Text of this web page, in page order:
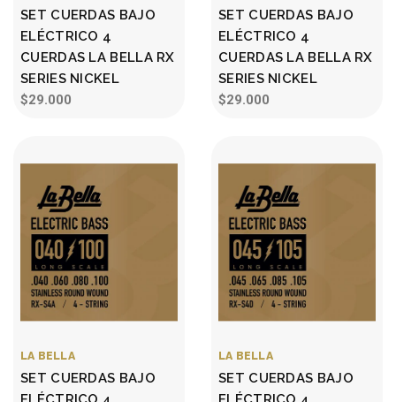
SET CUERDAS BAJO
ELÉCTRICO 4
CUERDAS LA BELLA RX
SERIES NICKEL
$29.000
SET CUERDAS BAJO
ELÉCTRICO 4
CUERDAS LA BELLA RX
SERIES NICKEL
$29.000
LA BELLA
SET CUERDAS BAJO
LA BELLA
SET CUERDAS BAJO